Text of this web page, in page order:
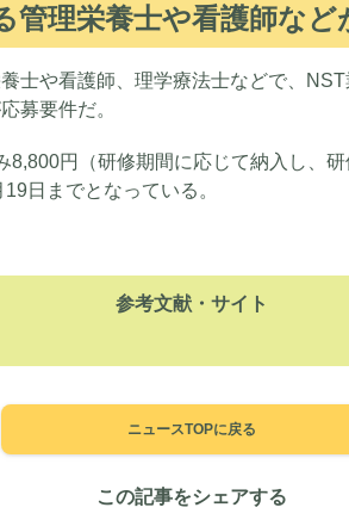
管理栄養士や看護師など
士や看護師、理学療法士などで、
募要件だ。
8,800円（研修期間に応じて納入し、
日までとなっている。
参考文献・サイト
ニュースTOPに戻る
この記事をシェアする